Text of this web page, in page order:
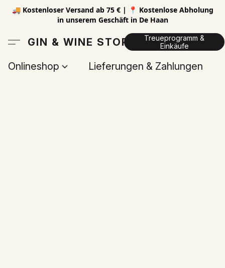
🚚 Kostenloser Versand ab 75 € | 📍 Kostenlose Abholung
in unserem Geschäft in De Haan
GIN & WINE STORE
Treueprogramm &
Einkäufe
Onlineshop Lieferungen & Zahlungen